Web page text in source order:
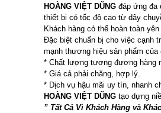
HOÀNG VIỆT DŨNGđáp ứng đa
thiết bị có tốc độ cao từ dây
Khách hàng có thể hoàn toàn
Đặc biệt chuẩn bị cho việc cạnh
mạnh thương hiệu sản phẩm
* Chất lượng tương đương hàng
* Giá cả phải chăng, hợp lý.
* Dịch vụ hậu mãi uy tín, nhanh
HOÀNG VIỆT DŨNGtạo dựng
” Tất Cả Vì Khách Hàng và